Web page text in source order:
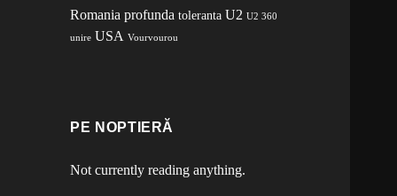
Romania profunda toleranta U2 U2 360
unire USA Vourvourou
PE NOPTIERĂ
Not currently reading anything.